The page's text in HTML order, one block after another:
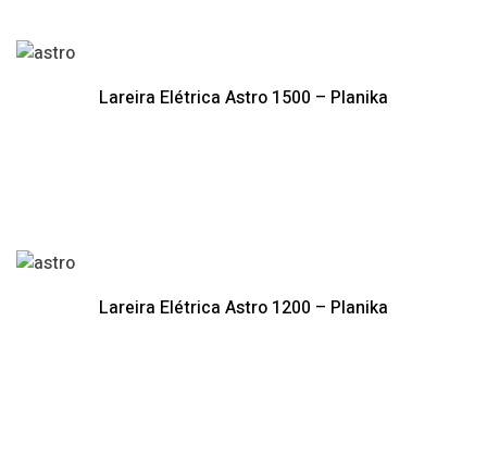
Lareira Elétrica Astro 1500 – Planika
Lareira Elétrica Astro 1200 – Planika